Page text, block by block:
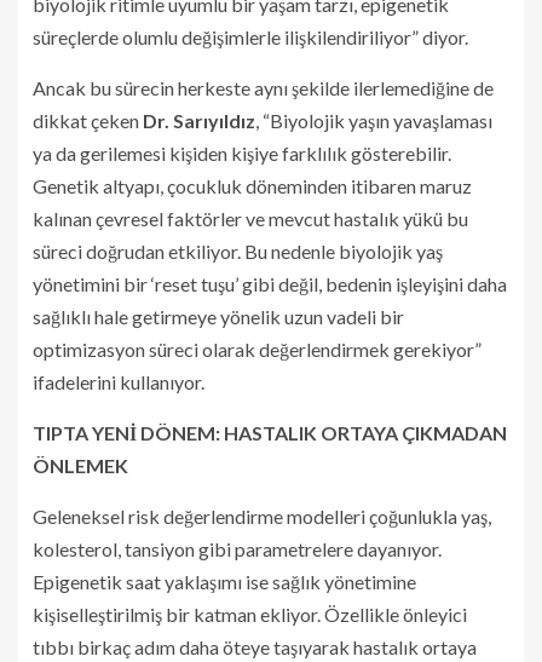
süreçlerde olumlu değişimlerle ilişkilendiriliyor” diyor.
Ancak bu sürecin herkeste aynı şekilde ilerlemediğine de
dikkat çeken Dr. Sarıyıldız , “Biyolojik yaşın yavaşlaması
ya da gerilemesi kişiden kişiye farklılık gösterebilir.
Genetik altyapı, çocukluk döneminden itibaren maruz
kalınan çevresel faktörler ve mevcut hastalık yükü bu
süreci doğrudan etkiliyor. Bu nedenle biyolojik yaş
yönetimini bir ‘reset tuşu’ gibi değil, bedenin işleyişini daha
sağlıklı hale getirmeye yönelik uzun vadeli bir
optimizasyon süreci olarak değerlendirmek gerekiyor”
ifadelerini kullanıyor.
TIPTA YENİ DÖNEM: HASTALIK ORTAYA ÇIKMADAN
ÖNLEMEK
Geleneksel risk değerlendirme modelleri çoğunlukla yaş,
kolesterol, tansiyon gibi parametrelere dayanıyor.
Epigenetik saat yaklaşımı ise sağlık yönetimine
kişiselleştirilmiş bir katman ekliyor. Özellikle önleyici
tıbbı birkaç adım daha öteye taşıyarak hastalık ortaya